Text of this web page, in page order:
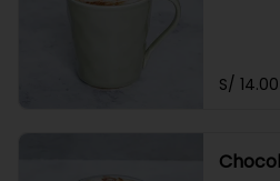
S/ 14.00